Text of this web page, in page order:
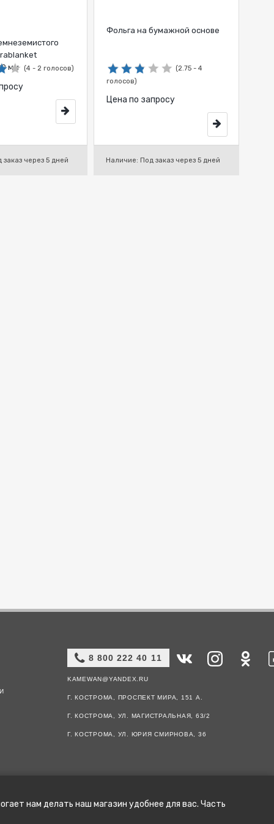
мм
(4 - 2 голосов)
через 5 дней
Фольга на бумажной основе
(2.75 - 4
голосов)
Цена по запросу
Наличие: Под заказ через 5 дней
8 800 222 40 11
KAMEWAN@YANDEX.RU
Г. КОСТРОМА, ПРОСПЕКТ МИРА, 151 А.
Г. КОСТРОМА, УЛ. МАГИСТРАЛЬНАЯ, 63/2
Г. КОСТРОМА, УЛ. ЮРИЯ СМИРНОВА, 36
нам делать наш магазин удобнее для вас. Часть